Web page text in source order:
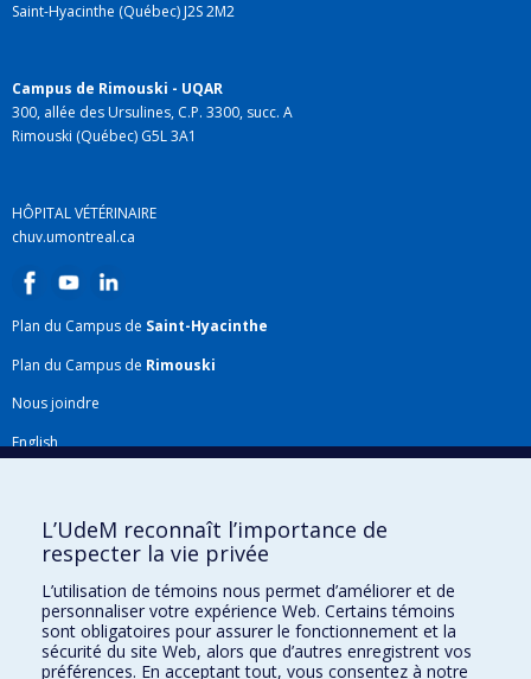
Saint-Hyacinthe (Québec) J2S 2M2
Campus de Rimouski - UQAR
300, allée des Ursulines, C.P. 3300, succ. A
Rimouski (Québec) G5L 3A1
HÔPITAL VÉTÉRINAIRE
chuv.umontreal.ca
Plan du Campus de Saint-Hyacinthe
Plan du Campus de Rimouski
Nous joindre
English
Plan du site
Accessibilité
Gabarits et image de marque
Agenda FMV & calendrier académique
La Faculté de médecine vétérinaire de l'Université de Montréal détient
L’UdeM reconnaît l’importance de
respecter la vie privée
L’utilisation de témoins nous permet d’améliorer et de
personnaliser votre expérience Web. Certains témoins
sont obligatoires pour assurer le fonctionnement et la
sécurité du site Web, alors que d’autres enregistrent vos
préférences. En acceptant tout, vous consentez à notre